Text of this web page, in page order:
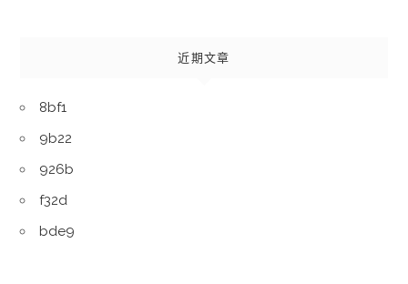
近期文章
8bf1
9b22
926b
f32d
bde9